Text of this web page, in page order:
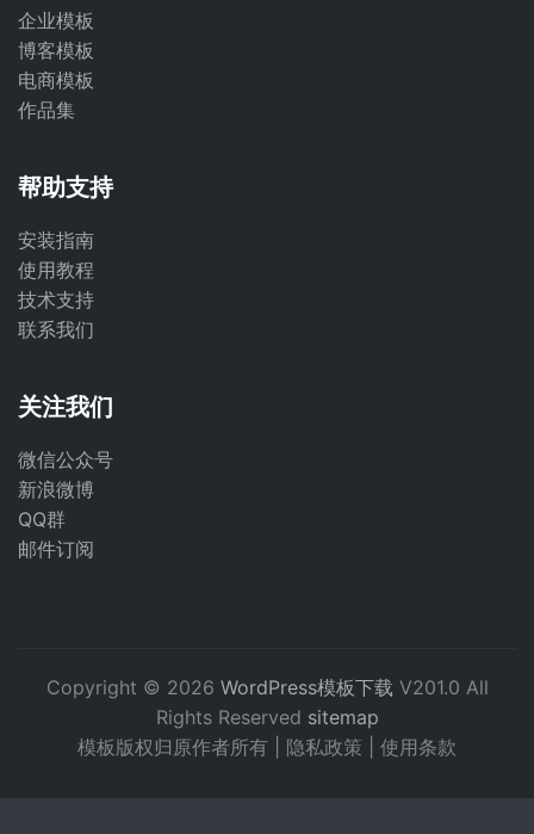
企业模板
博客模板
电商模板
作品集
帮助支持
安装指南
使用教程
技术支持
联系我们
关注我们
微信公众号
新浪微博
QQ群
邮件订阅
Copyright © 2026 WordPress模板下载 V201.0 All
Rights Reserved sitemap
模板版权归原作者所有 | 隐私政策 使用条款